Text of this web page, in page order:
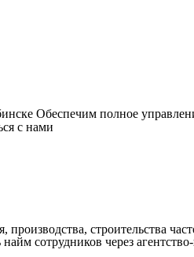
Обеспечим полное
с нами
строительства
сотрудников через